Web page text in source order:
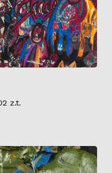
z.t.